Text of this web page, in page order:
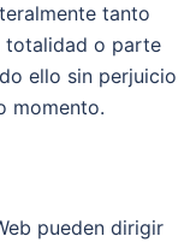
tanto
totalidad o parte
ello sin perjuicio
momento.
pueden dirigir